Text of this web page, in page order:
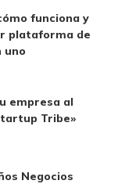
funciona y
plataforma de
uno
empresa al
Tribe»
Negocios